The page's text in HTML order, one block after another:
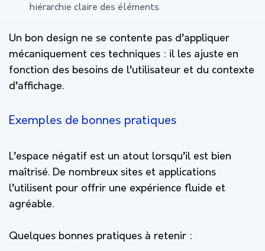
hiérarchie claire des éléments.
Un bon design ne se contente pas d’appliquer
mécaniquement ces techniques : il les ajuste en
fonction des besoins de l’utilisateur et du contexte
d’affichage.
Exemples de bonnes pratiques
L’espace négatif est un atout lorsqu’il est bien
maîtrisé. De nombreux sites et applications
l’utilisent pour offrir une expérience fluide et
agréable.
Quelques bonnes pratiques à retenir :